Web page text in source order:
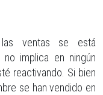
ventas se está
implica en ningún
reactivando. Si bien
se han vendido en